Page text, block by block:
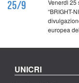
25/9
Venerdì 25
“BRIGHT-
europea
UNICRI